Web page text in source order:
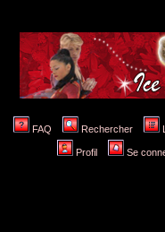
FAQ Rechercher
Profil Se